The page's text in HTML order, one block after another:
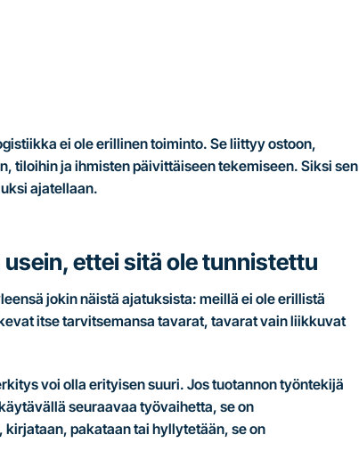
ei ole erillinen toiminto. Se liittyy ostoon,
tiloihin ja ihmisten päivittäiseen tekemiseen. Siksi sen
ajatellaan.
ettei sitä ole tunnistettu
jokin näistä ajatuksista: meillä ei ole erillistä
itse tarvitsemansa tavarat, tavarat vain liikkuvat
voi olla erityisen suuri. Jos tuotannon työntekijä
seuraavaa työvaihetta, se on
pakataan tai hyllytetään, se on